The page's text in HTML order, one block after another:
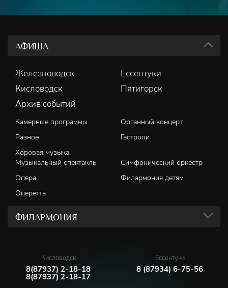
АФИША
Железноводск
Ессентуки
Кисловодск
Пятигорск
Архив событий
Камерные программы
Органный концерт
Разное
Гастроли
Хоровая музыка
Музыкальный спектакль
Симфонический оркестр
Опера
Филармония детям
Оперетта
ФИЛАРМОНИЯ
Кисловодск
8(87937) 2-18-18
8(87937) 2-18-17
Ессентуки
8 (87934) 6-75-56